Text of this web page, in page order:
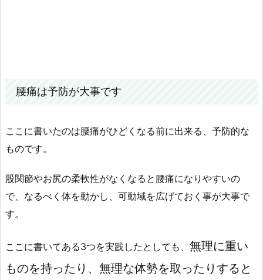
腰痛は予防が大事です
ここに書いたのは腰痛がひどくなる前に出来る、予防的な
ものです。
股関節やお尻の柔軟性がなくなると腰痛になりやすいの
で、なるべく体を動かし、可動域を広げておく事が大事で
す。
ここに書いてある3つを実践したとしても、 無理に重い
ものを持ったり、無理な体勢を取ったりすると